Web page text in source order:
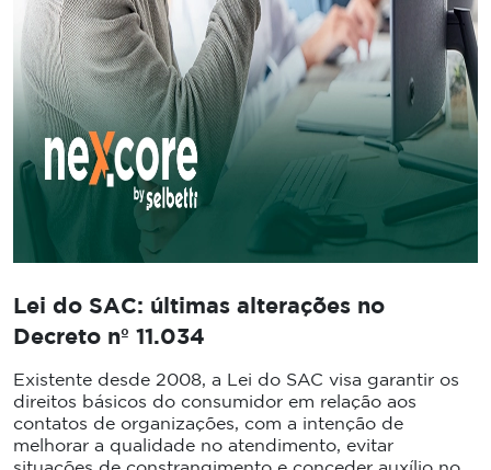
Lei do SAC: últimas alterações no
Decreto nº 11.034
Existente desde 2008, a Lei do SAC visa garantir os
direitos básicos do consumidor em relação aos
contatos de organizações, com a intenção de
melhorar a qualidade no atendimento, evitar